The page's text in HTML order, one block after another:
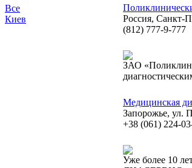
Все
Киев
Россия, Санкт-
(812) 777-9-777
ЗАО
Медицинская
Запорожье, ул.
+38 (061) 224-
Уже более 10